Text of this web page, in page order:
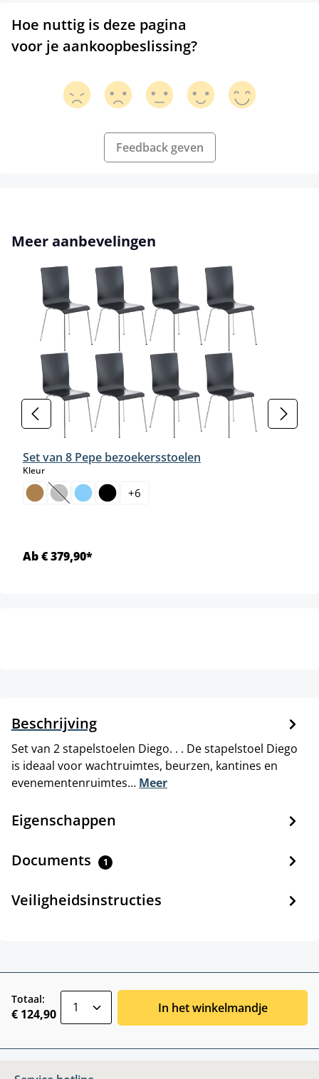
Hoe nuttig is deze pagina
voor je aankoopbeslissing?
Feedback geven
Productgalerij overslaan
Meer aanbevelingen
Set van 8 Pepe bezoekersstoelen
Kleurselect
(Deze optie is momenteel niet beschikbaar.)
+6
Ab € 379,90*
Beschrijving
Set van 2 stapelstoelen Diego. . . De stapelstoel Diego
is ideaal voor wachtruimtes, beurzen, kantines en
evenementenruimtes… Meer
Eigenschappen
Documents 1
Veiligheidsinstructies
Totaal:
€ 124,90 In het winkelmandje